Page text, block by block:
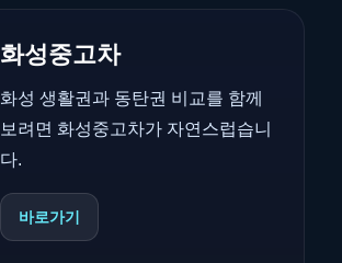
화성중고차
화성 생활권과 동탄권 비교를 함께
보려면 화성중고차가 자연스럽습니
다.
바로가기